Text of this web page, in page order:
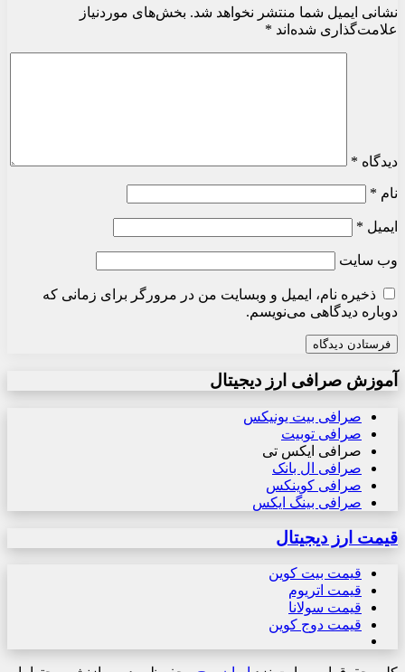
نشانی ایمیل شما منتشر نخواهد شد. بخش‌های موردنیاز
علامت‌گذاری شده‌اند *
دیدگاه *
نام *
ایمیل *
وب‌ سایت
ذخیره نام، ایمیل و وبسایت من در مرورگر برای زمانی که
دوباره دیدگاهی می‌نویسم.
آموزش صرافی ارز دیجیتال
صرافی بیت یونیکس
صرافی توبیت
صرافی ایکس تی
صرافی ال بانک
صرافی کوینکس
صرافی بینگ ایکس
قیمت ارز دیجیتال
قیمت بیت کوین
قیمت اتریوم
قیمت سولانا
قیمت دوج کوین